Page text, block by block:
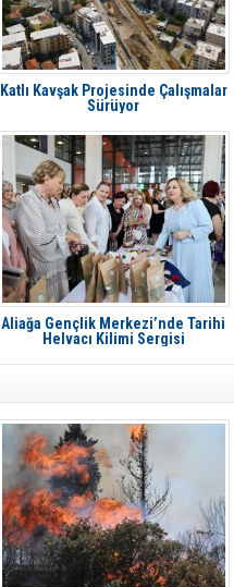
Katlı Kavşak Projesinde Çalışmalar
Sürüyor
Aliağa Gençlik Merkezi’nde Tarihi
Helvacı Kilimi Sergisi